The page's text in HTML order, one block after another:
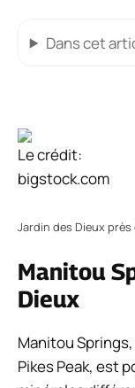
Dans cet
Le crédit:
bigstock.com
Jardin des Dieux
Manitou
Dieux
Manitou
Pikes Peak, est